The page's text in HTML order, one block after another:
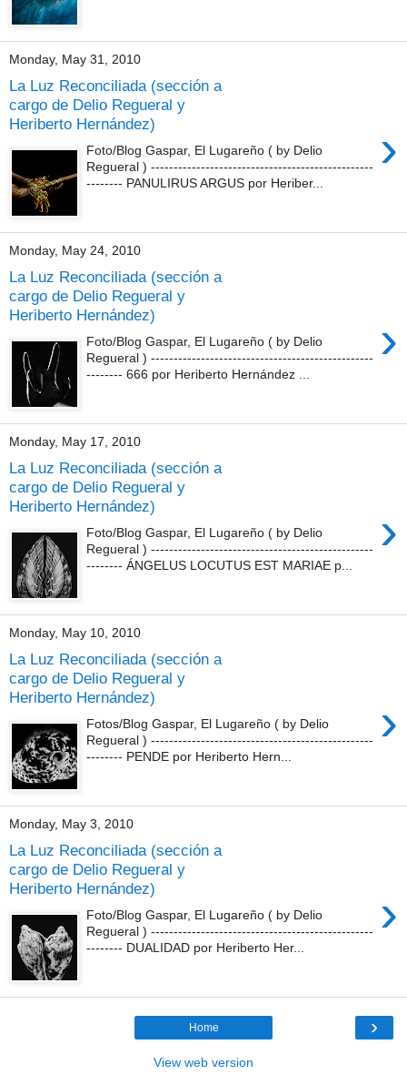
Monday, May 31, 2010
La Luz Reconciliada (sección a
cargo de Delio Regueral y
Heriberto Hernández)
›
Foto/Blog Gaspar, El Lugareño ( by Delio
Regueral ) -------------------------------------------------
-------- PANULIRUS ARGUS por Heriber...
Monday, May 24, 2010
La Luz Reconciliada (sección a
cargo de Delio Regueral y
Heriberto Hernández)
›
Foto/Blog Gaspar, El Lugareño ( by Delio
Regueral ) -------------------------------------------------
-------- 666 por Heriberto Hernández ...
Monday, May 17, 2010
La Luz Reconciliada (sección a
cargo de Delio Regueral y
Heriberto Hernández)
›
Foto/Blog Gaspar, El Lugareño ( by Delio
Regueral ) -------------------------------------------------
-------- ÁNGELUS LOCUTUS EST MARIAE p...
Monday, May 10, 2010
La Luz Reconciliada (sección a
cargo de Delio Regueral y
Heriberto Hernández)
›
Fotos/Blog Gaspar, El Lugareño ( by Delio
Regueral ) -------------------------------------------------
-------- PENDE por Heriberto Hern...
Monday, May 3, 2010
La Luz Reconciliada (sección a
cargo de Delio Regueral y
Heriberto Hernández)
›
Foto/Blog Gaspar, El Lugareño ( by Delio
Regueral ) -------------------------------------------------
-------- DUALIDAD por Heriberto Her...
›
Home
View web version